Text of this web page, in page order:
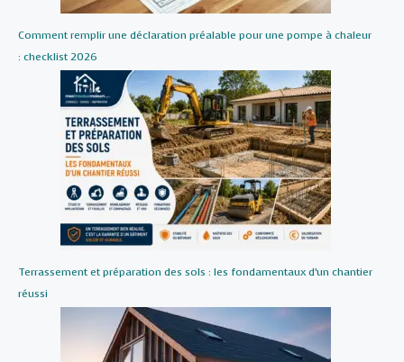
Comment remplir une déclaration préalable pour une pompe à chaleur
: checklist 2026
Terrassement et préparation des sols : les fondamentaux d’un chantier
réussi